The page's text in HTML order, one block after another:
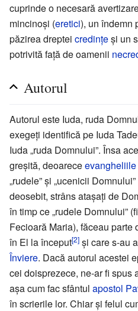
cuprinde o necesară
mincinoşi (eretici), un îndemn
păzirea dreptei credinţeşi un
potrivită faţă de oamenii
Autorul
Autorul este Iuda, ruda
exegeţi identifică pe Iuda
Iuda „ruda Domnului”. Însa
greşită, deoareceevangheliile
„rudele” şi „ucenicii Domnului”
deosebit, strâns ataşaţi de
în timp ce „rudele Domnului”
Fecioară Maria), făceau parte
în El la început[2] şi care s-au
Înviere. Dacă autorul acestei
cei doisprezece, ne-ar fi spus
aşa cum fac sfântul apostol
în scrierile lor. Chiar şi felul